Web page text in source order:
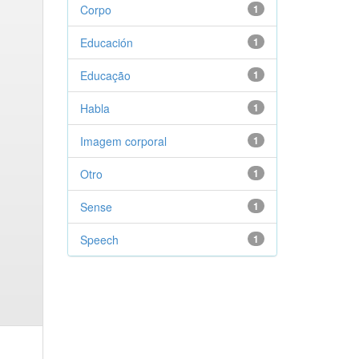
1
Corpo
1
Educación
1
Educação
1
Habla
1
Imagem corporal
1
Otro
1
Sense
1
Speech